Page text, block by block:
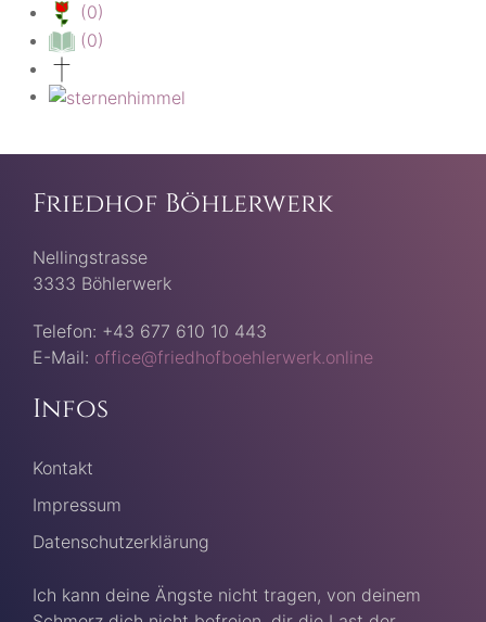
(0)
(0)
Friedhof Böhlerwerk
Nellingstrasse
3333 Böhlerwerk
Telefon: +43 677 610 10 443
E-Mail: office@friedhofboehlerwerk.online
Infos
Kontakt
Impressum
Datenschutzerklärung
Ich kann deine Ängste nicht tragen, von deinem